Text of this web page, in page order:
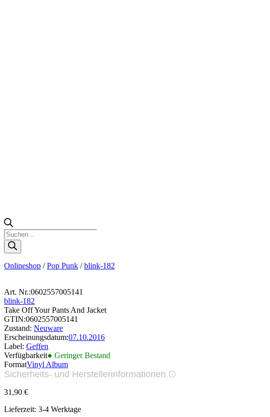
Products
search
Onlineshop /Pop Punk /blink-182
Art. Nr.:0602557005141
blink-182
Take Off Your Pants And Jacket
GTIN:0602557005141
Zustand: Neuware
Erscheinungsdatum:07.10.2016
Label: Geffen
Verfügbarkeit● Geringer Bestand
FormatVinyl Album
Sicherheits- und Herstellerinformationen
31,90 €
Lieferzeit: 3-4 Werktage